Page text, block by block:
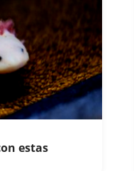
estas